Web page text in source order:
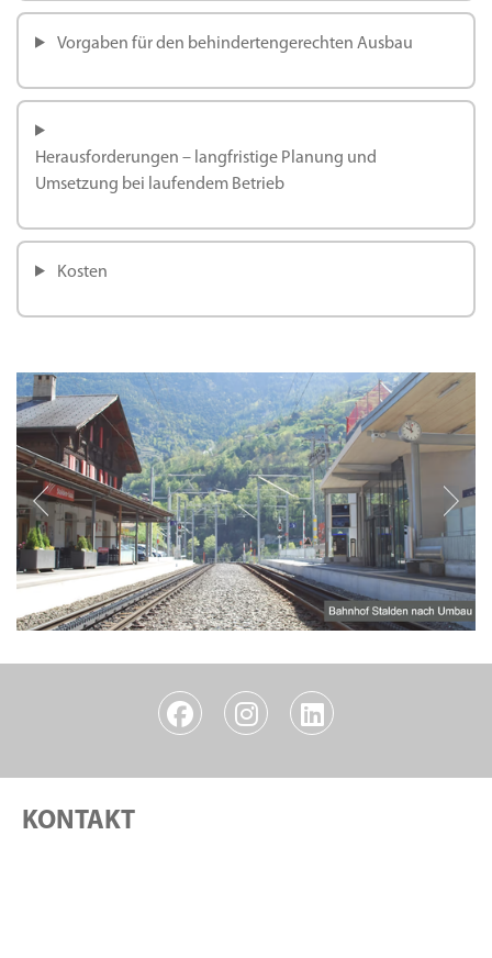
Vorgaben für den behindertengerechten Ausbau
Herausforderungen – langfristige Planung und
Umsetzung bei laufendem Betrieb
Kosten
KONTAKT